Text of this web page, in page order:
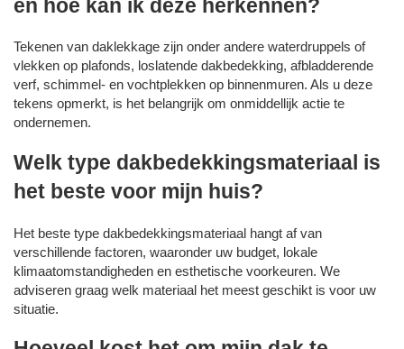
en hoe kan ik deze herkennen?
Tekenen van daklekkage zijn onder andere waterdruppels of
vlekken op plafonds, loslatende dakbedekking, afbladderende
verf, schimmel- en vochtplekken op binnenmuren. Als u deze
tekens opmerkt, is het belangrijk om onmiddellijk actie te
ondernemen.
Welk type dakbedekkingsmateriaal is
het beste voor mijn huis?
Het beste type dakbedekkingsmateriaal hangt af van
verschillende factoren, waaronder uw budget, lokale
klimaatomstandigheden en esthetische voorkeuren. We
adviseren graag welk materiaal het meest geschikt is voor uw
situatie.